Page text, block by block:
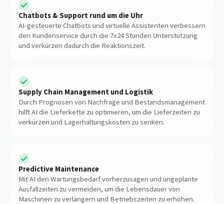
Chatbots & Support rund um die Uhr
AI-gesteuerte Chatbots und virtuelle Assistenten verbessern
den Kundenservice durch die 7x24 Stunden Unterstützung
und verkürzen dadurch die Reaktionszeit.
Supply Chain Management und Logistik
Durch Prognosen von Nachfrage und Bestandsmanagement
hilft AI die Lieferkette zu optimieren, um die Lieferzeiten zu
verkürzen und Lagerhaltungskosten zu senken.
Predictive Maintenance
Mit AI den Wartungsbedarf vorherzusagen und ungeplante
Ausfallzeiten zu vermeiden, um die Lebensdauer von
Maschinen zu verlängern und Betriebszeiten zu erhöhen.